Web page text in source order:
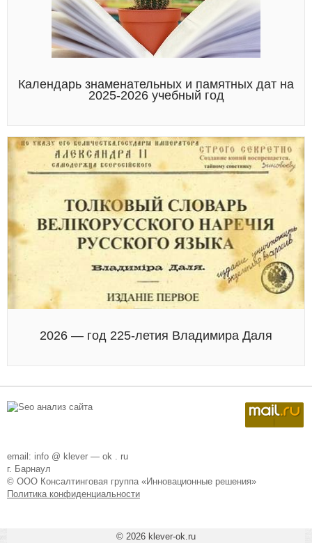
Календарь знаменательных и памятных дат на
2025-2026 учебный год
2026 — год 225-летия Владимира Даля
email: info @ klever — ok . ru
г. Барнаул
© ООО Консалтинговая группа «Инновационные решения»
Политика конфиденциальности
© 2026 klever-ok.ru